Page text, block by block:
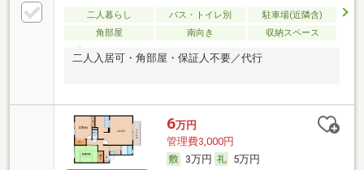
二人暮らし バス・トイレ別
駐車場(近隣含)
角部屋
南向き 収納スペース
二人入居可・角部屋・保証人不要／代行
6万円
管理費3,000円
3万円
5万円